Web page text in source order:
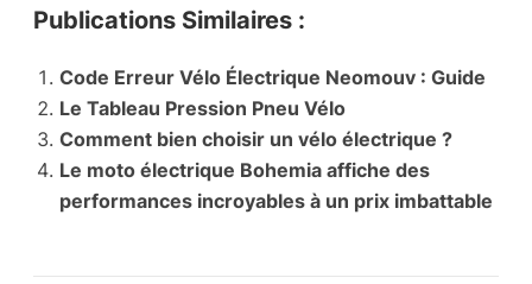
Publications Similaires :
Code Erreur Vélo Électrique Neomouv : Guide
Le Tableau Pression Pneu Vélo
Comment bien choisir un vélo électrique ?
Le moto électrique Bohemia affiche des
performances incroyables à un prix imbattable